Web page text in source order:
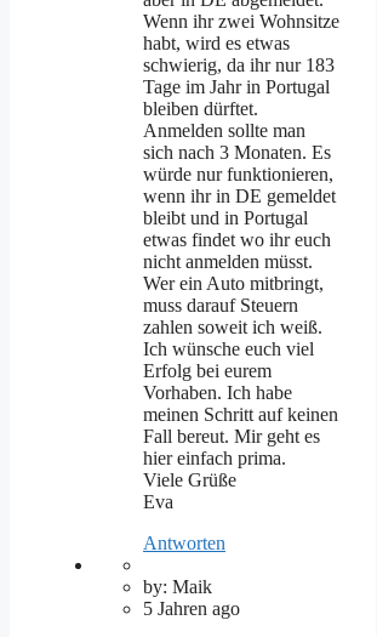
Wenn ihr zwei Wohnsitze
habt, wird es etwas
schwierig, da ihr nur 183
Tage im Jahr in Portugal
bleiben dürftet.
Anmelden sollte man
sich nach 3 Monaten. Es
würde nur funktionieren,
wenn ihr in DE gemeldet
bleibt und in Portugal
etwas findet wo ihr euch
nicht anmelden müsst.
Wer ein Auto mitbringt,
muss darauf Steuern
zahlen soweit ich weiß.
Ich wünsche euch viel
Erfolg bei eurem
Vorhaben. Ich habe
meinen Schritt auf keinen
Fall bereut. Mir geht es
hier einfach prima.
Viele Grüße
Eva
Antworten
by: Maik
5 Jahren ago